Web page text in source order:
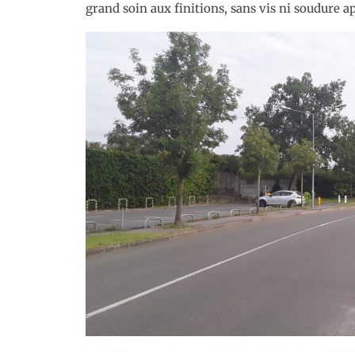
grand soin aux finitions, sans vis ni soudure